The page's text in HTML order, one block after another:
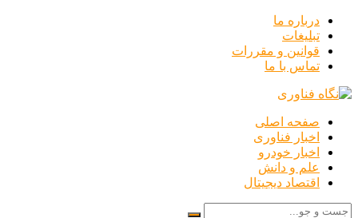
درباره ما
تبلیغات
قوانین و مقررات
تماس با ما
صفحه اصلی
اخبار فناوری
اخبار خودرو
علم و دانش
اقتصاد دیجیتال